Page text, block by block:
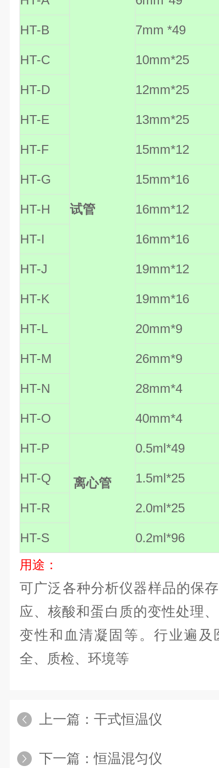
试管
HT-B 7mm *49
HT-C 10mm*25
HT-D 12mm*25
HT-E 13mm*25
HT-F 15mm*12
HT-G 15mm*16
HT-H 16mm*12
HT-I 16mm*16
HT-J 19mm*12
HT-K 19mm*16
HT-L 20mm*9
HT-M 26mm*9
HT-N 28mm*4
HT-O 40mm*4
HT-P
离心管
0.5ml*49
HT-Q 1.5ml*25
HT-R 2.0ml*25
HT-S
0.2ml*96
用途：
可广泛各种分析仪器样品的保
应、核酸和蛋白质的变性处理
变性和血清凝固等。行业遍及
全、质检、环境等
上一篇： 干式恒温仪
下一篇：恒温混匀仪